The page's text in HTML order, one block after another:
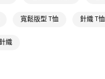
滿NT$1,500(含以上)免運費
寬鬆版型 T恤 針織 T恤
織